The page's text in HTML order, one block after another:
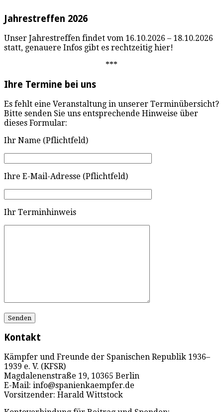
Jahrestreffen 2026
Unser Jahrestreffen findet vom 16.10.2026 – 18.10.2026
statt, genauere Infos gibt es rechtzeitig hier!
***
Ihre Termine bei uns
Es fehlt eine Veranstaltung in unserer Terminübersicht?
Bitte senden Sie uns entsprechende Hinweise über
dieses Formular:
Ihr Name (Pflichtfeld)
Ihre E-Mail-Adresse (Pflichtfeld)
Ihr Terminhinweis
Kontakt
Kämpfer und Freunde der Spanischen Republik 1936–
1939 e. V. (KFSR)
Magdalenenstraße 19, 10365 Berlin
E-Mail: info@spanienkaempfer.de
Vorsitzender: Harald Wittstock